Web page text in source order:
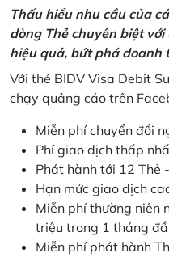
Thấu hiểu nhu cầu của
dòng Thẻ chuyên biệt
hiệu quả, bứt phá doanh
Với thẻ BIDV Visa Debit
chạy quảng cáo trên
Miễn phí chuyển đổi
Phí giao dịch thấp
Phát hành tới 12 Thẻ
Hạn mức giao dịch
Miễn phí thường niên
triệu trong 1 tháng
Miễn phí phát hành